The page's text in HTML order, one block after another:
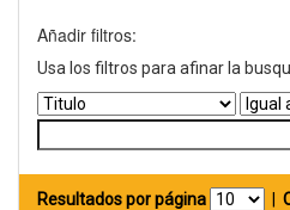
Añadir filtros:
Usa los filtros para afinar la
Resultados por página